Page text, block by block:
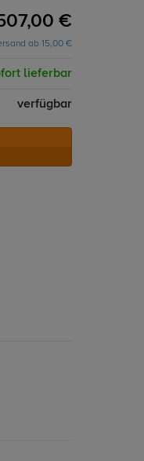
€
ab 15,00 €
lieferbar
verfügbar